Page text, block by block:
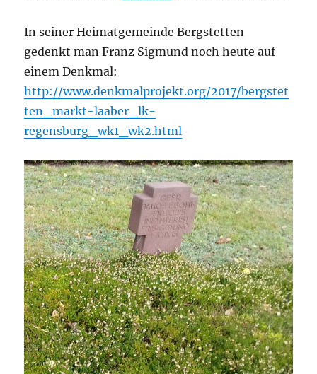
In seiner Heimatgemeinde Bergstetten
gedenkt man Franz Sigmund noch heute auf
einem Denkmal:
http://www.denkmalprojekt.org/2017/bergstet
ten_markt-laaber_lk-
regensburg_wk1_wk2.html